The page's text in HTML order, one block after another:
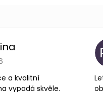
obchodu je 5 z 5 hvězdiček.
a kvalitní
vypadá skvěle.